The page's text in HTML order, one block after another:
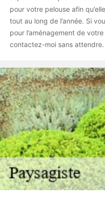
pour votre pelouse afin
tout au long de l’année. Si
pour l’aménagement de
contactez-moi sans attendre.